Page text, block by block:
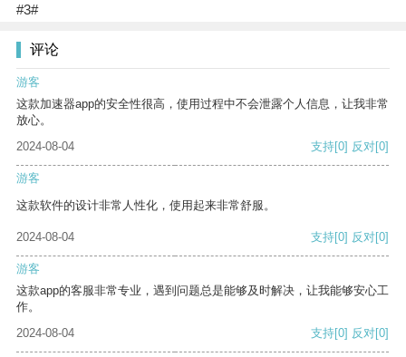
#3#
评论
游客
这款加速器app的安全性很高，使用过程中不会泄露个人信息，让我非常
放心。
2024-08-04
支持[0] 反对[0]
游客
这款软件的设计非常人性化，使用起来非常舒服。
2024-08-04 支持[0] 反对[0]
游客
这款app的客服非常专业，遇到问题总是能够及时解决，让我能够安心工
作。
2024-08-04
支持[0] 反对[0]